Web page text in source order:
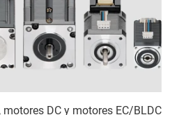
DC y motores EC/BLDC